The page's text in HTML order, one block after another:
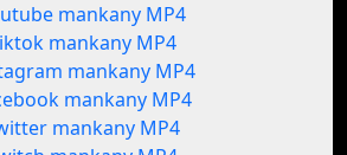
mankany MP4
mankany MP4
mankany MP4
mankany MP4
mankany MP4